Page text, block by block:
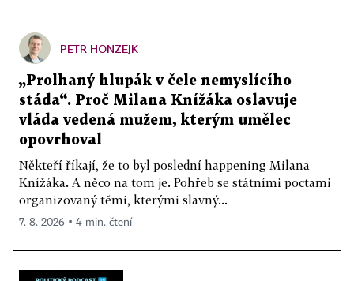
PETR HONZEJK
„Prolhaný hlupák v čele nemyslícího
stáda“. Proč Milana Knížáka oslavuje
vláda vedená mužem, kterým umělec
opovrhoval
Někteří říkají, že to byl poslední happening Milana
Knížáka. A něco na tom je. Pohřeb se státními poctami
organizovaný těmi, kterými slavný...
7. 8. 2026 ▪ 4 min. čtení